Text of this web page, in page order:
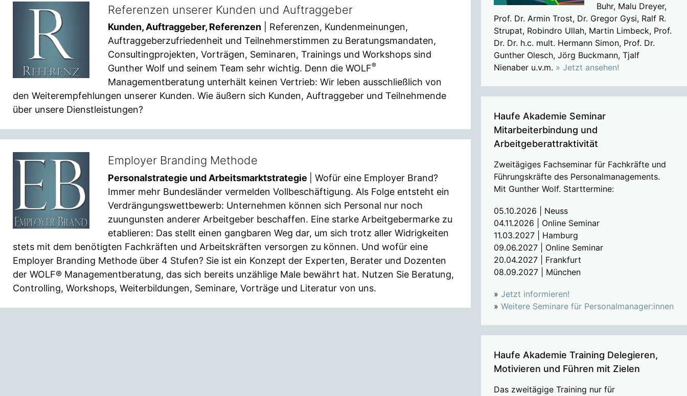
Referenzen unserer Kunden und Auftraggeber
Kunden, Auftraggeber, Referenzen | Referenzen, Kundenmeinungen,
Auftraggeberzufriedenheit und Teilnehmerstimmen zu Beratungsmandaten,
Consultingprojekten, Vorträgen, Seminaren, Trainings und Workshops sind
Gunther Wolf und seinem Team sehr wichtig. Denn die WOLF®
Managementberatung unterhält keinen Vertrieb: Wir leben ausschließlich von
den Weiterempfehlungen unserer Kunden. Wie äußern sich Kunden, Auftraggeber und Teilnehmende
über unsere Dienstleistungen?
Employer Branding Methode
Personalstrategie und Arbeitsmarktstrategie
| Wofür eine Employer Brand?
Immer mehr Bundesländer vermelden Vollbeschäftigung. Als Folge entsteht ein
Verdrängungswettbewerb: Unternehmen können sich Personal nur noch
zuungunsten anderer Arbeitgeber beschaffen. Eine starke Arbeitgebermarke zu
etablieren: Das stellt einen gangbaren Weg dar, um sich trotz aller Widrigkeiten
stets mit dem benötigten Fachkräften und Arbeitskräften versorgen zu können. Und wofür eine
Employer Branding Methode über 4 Stufen? Sie ist ein Konzept der Experten, Berater und Dozenten
der WOLF® Managementberatung, das sich bereits unzählige Male bewährt hat. Nutzen Sie Beratung,
Controlling, Workshops, Weiterbildungen, Seminare, Vorträge und Literatur von uns.
Buhr, Malu Dreyer,
Prof. Dr. Armin Trost, Dr. Gregor Gysi, Ralf R.
Strupat, Robindro Ullah, Martin Limbeck, Prof.
Dr. Dr. h.c. mult. Hermann Simon, Prof. Dr.
Gunther Olesch, Jörg Buckmann, Tjalf
Nienaber u.v.m. » Jetzt ansehen!
Haufe Akademie Seminar
Mitarbeiterbindung und
Arbeitgeberattraktivität
Zweitägiges Fachseminar für Fachkräfte und
Führungskräfte des Personalmanagements.
Mit Gunther Wolf. Starttermine:
05.10.2026 | Neuss
04.11.2026 | Online Seminar
11.03.2027 | Hamburg
09.06.2027 | Online Seminar
20.04.2027 | Frankfurt
08.09.2027 | München
» Jetzt informieren!
» Weitere Seminare für Personalmanager:innen
Haufe Akademie Training Delegieren,
Motivieren und Führen mit Zielen
Das zweitägige Training nur für